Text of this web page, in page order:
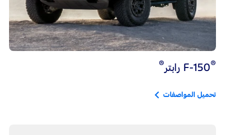
®F-150 رابتر ®
تحميل المواصفات